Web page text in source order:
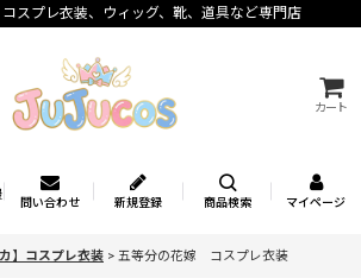
コスプレ衣装、ウィッグ、靴、道具など専門店
カート
問い合わせ 新規登録 商品検索 マイページ
カ】コスプレ衣装 > 五等分の花嫁 コスプレ衣装